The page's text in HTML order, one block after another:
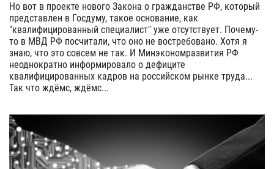
Но вот в проекте нового Закона о гражданстве РФ, который
представлен в Госдуму, такое основание, как
"квалифицированный специалист" уже отсутствует. Почему-
то в МВД РФ посчитали, что оно не востребовано. Хотя я
знаю, что это совсем не так. И Минэкономразвития РФ
неоднократно информировало о дефиците
квалифицированных кадров на российском рынке труда...
Так что ждёмс, ждёмс...